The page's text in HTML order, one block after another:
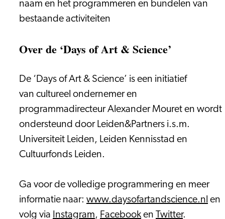
naam en het programmeren en bundelen van
bestaande activiteiten
Over de ‘Days of Art & Science’
De ‘Days of Art & Science’ is een initiatief
van cultureel ondernemer en
programmadirecteur Alexander Mouret en wordt
ondersteund door Leiden&Partners i.s.m.
Universiteit Leiden, Leiden Kennisstad en
Cultuurfonds Leiden.
Ga voor de volledige programmering en meer
informatie naar: www.daysofartandscience.nl en
volg via Instagram, Facebooken Twitter.